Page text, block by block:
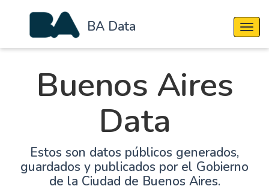
BA Data
Buenos Aires
Data
Estos son datos públicos generados,
guardados y publicados por el Gobierno
de la Ciudad de Buenos Aires.